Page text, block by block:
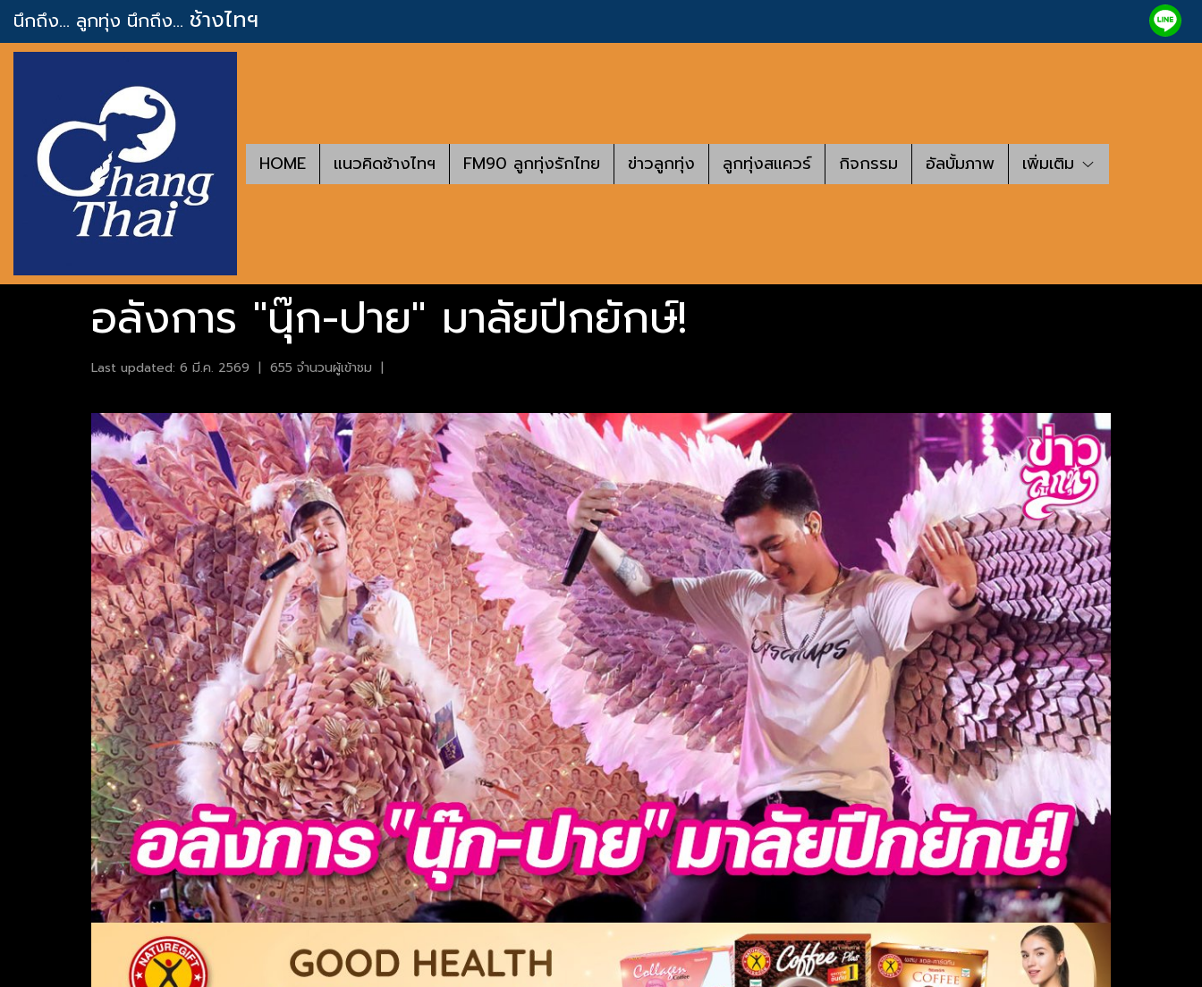
นึกถึง... ลูกทุ่ง นึกถึง... ช้างไทฯ
HOME แนวคิดช้างไทฯ FM90 ลูกทุ่งรักไทย ข่าวลูกทุ่ง ลูกทุ่งสแควร์ กิจกรรม อัลบั้มภาพ เพิ่มเติม
อลังการ "นุ๊ก-ปาย" มาลัยปีกยักษ์!
Last updated: 6 มี.ค. 2569 | 655 จำนวนผู้เข้าชม |